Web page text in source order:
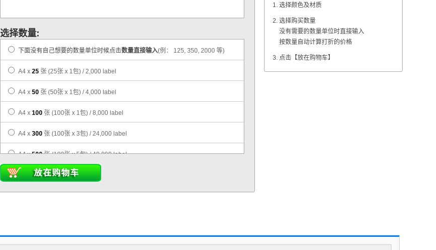
选择数量:
下面没有自己想要的数量单位时候点击数量直接输入(例： 125, 350, 2000 等)
A4 x 25 张 (25张 x 1包) / 2,000 label
A4 x 50 张 (50张 x 1包) / 4,000 label
A4 x 100 张 (100张 x 1包) / 8,000 label
A4 x 300 张 (100张 x 3包) / 24,000 label
A4 x500张 (100张 x 5包)/ 40,000 label
A4 x1,000张 (100张 x 10包)/ 80,000 label
选择颜色及材质
选择购买数量
没有需要的数量单位时直接输入
按数量自动计算打折的价格
点击【放在购物车】